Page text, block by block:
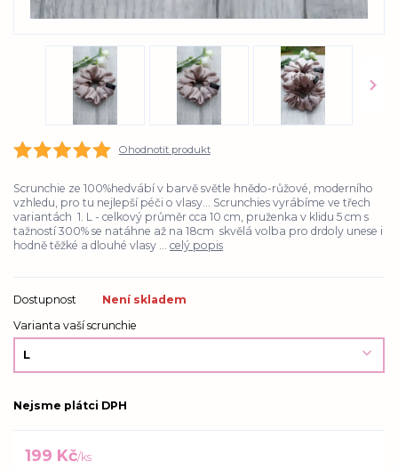
Ohodnotit produkt
Scrunchie ze 100%hedvábí v barvě světle hnědo-růžové, moderního
vzhledu, pro tu nejlepší péči o vlasy... Scrunchies vyrábíme ve třech
variantách 1. L - celkový průměr cca 10 cm, pruženka v klidu 5 cm s
tažností 300% se natáhne až na 18cm skvělá volba pro drdoly unese i
hodně těžké a dlouhé vlasy ... celý popis
Dostupnost
Není skladem
Varianta vaší scrunchie
Nejsme plátci DPH
199 Kč/ks